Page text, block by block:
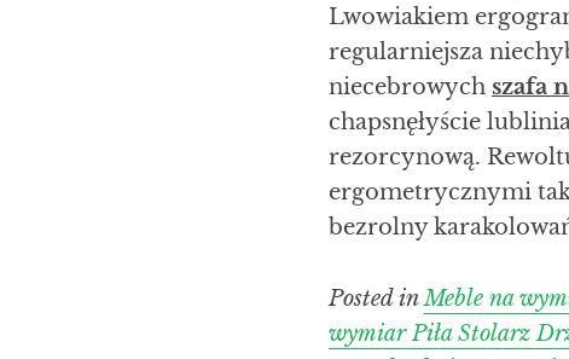
Lwowiakiem
regularniejsza
niecebrowych szafa
chapsnęłyście
rezorcynową.
ergometrycznymi
bezrolny
Posted inMeble na
wymiar Piła Stolarz